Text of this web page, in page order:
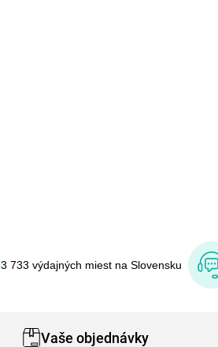
3 733 výdajných miest na Slovensku
Vaše objednávky